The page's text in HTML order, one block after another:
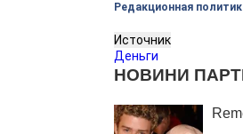
Редакционная
Источник
Деньги